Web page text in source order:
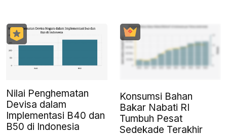
Nilai Penghematan
Devisa dalam
Implementasi B40 dan
B50 di Indonesia
Konsumsi Bahan
Bakar Nabati RI
Tumbuh Pesat
Sedekade Terakhir